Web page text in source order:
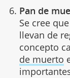
Pan de
Se cree
llevan de
concepto
de muerto